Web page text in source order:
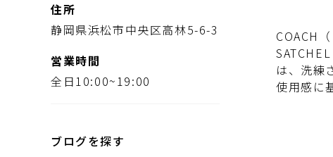
住所
静岡県浜松市中央区高林5-6-3
営業時間
全日10:00~19:00
ブログを探す
COACH
は、洗練
使用感に